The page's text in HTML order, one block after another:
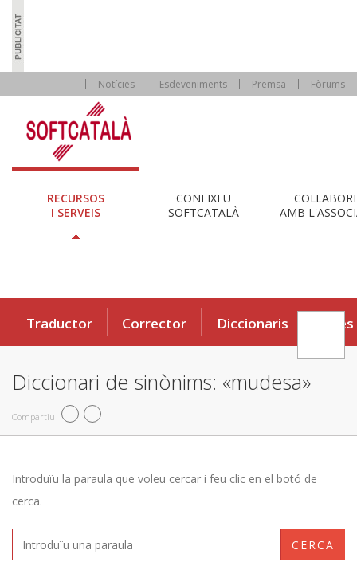
Notícies Esdeveniments Premsa Fòrums
RECURSOS
I SERVEIS
CONEIXEU
SOFTCATALÀ
AMB
Traductor Corrector Diccionaris Eines
Diccionari de sinònims: «mudesa»
Compartiu
Introduïu la paraula que voleu cercar i feu clic en el botó de
cerca.
CERCA